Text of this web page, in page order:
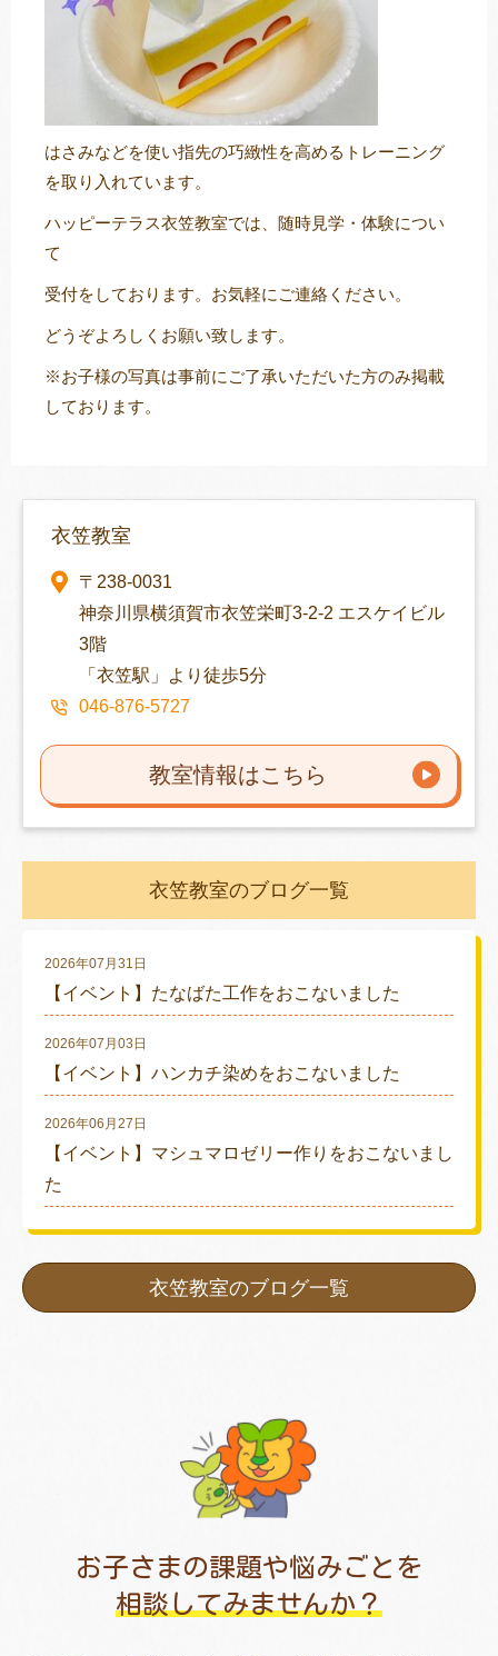
はさみなどを使い指先の巧緻性を高めるトレーニング
を取り入れています。
ハッピーテラス衣笠教室では、随時見学・体験につい
て
受付をしております。お気軽にご連絡ください。
どうぞよろしくお願い致します。
※お子様の写真は事前にご了承いただいた方のみ掲載
しております。
衣笠教室
〒238-0031
神奈川県横須賀市衣笠栄町3-2-2 エスケイビル
3階
「衣笠駅」より徒歩5分
046-876-5727
教室情報はこちら
衣笠教室のブログ一覧
2026年07月31日
【イベント】たなばた工作をおこないました
2026年07月03日
【イベント】ハンカチ染めをおこないました
2026年06月27日
【イベント】マシュマロゼリー作りをおこないまし
た
衣笠教室のブログ一覧
お子さまの課題や悩みごとを
相談してみませんか？